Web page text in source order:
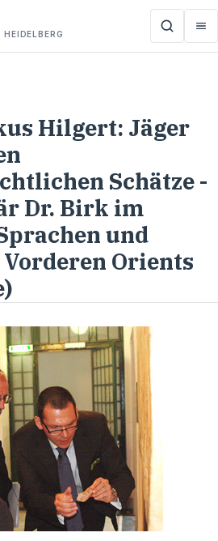
Hilgert: Jäger
Schätze -
Dr. Birk im
und
Orients